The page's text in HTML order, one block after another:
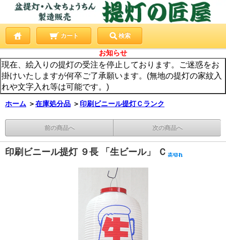
カート 検索
お知らせ
現在、絵入りの提灯の受注を停止しております。ご迷惑をお
掛けいたしますが何卒ご了承願います。(無地の提灯の家紋入
れや文字入れ等は可能です。)
ホーム ＞在庫処分品 ＞ 印刷ビニール提灯Ｃランク
前の商品へ 次の商品へ
印刷ビニール提灯 ９長 「生ビール」 Ｃ